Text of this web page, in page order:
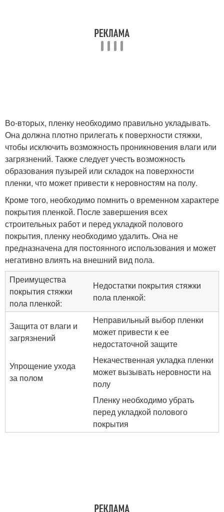
Во-вторых, пленку необходимо правильно укладывать.
Она должна плотно прилегать к поверхности стяжки,
чтобы исключить возможность проникновения влаги или
загрязнений. Также следует учесть возможность
образования пузырей или складок на поверхности
пленки, что может привести к неровностям на полу.
Кроме того, необходимо помнить о временном характере
покрытия пленкой. После завершения всех
строительных работ и перед укладкой полового
покрытия, пленку необходимо удалить. Она не
предназначена для постоянного использования и может
негативно влиять на внешний вид пола.
Преимущества
покрытия стяжки
пола пленкой:
Недостатки покрытия стяжки
пола пленкой:
Защита от влаги и
загрязнений
Неправильный выбор пленки
может привести к ее
недостаточной защите
Упрощение ухода
за полом
Некачественная укладка пленки
может вызывать неровности на
полу
Пленку необходимо убрать
перед укладкой полового
покрытия